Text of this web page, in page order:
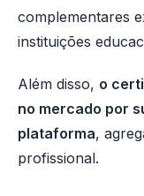
complementares
instituições
Além disso, o
no mercado por
plataforma,
profissional.